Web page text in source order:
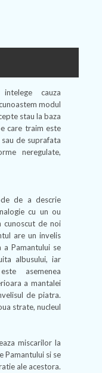
cauza
modul
stau la baza
care traim este
de suprafata
neregulate,
de a descrie
cu un ou
cunoscut de noi
are un invelis
a Pamantului se
albusului, iar
asemenea
a mantalei
de piatra.
strate, nucleul
miscarilor la
Pamantului si se
ale acestora.